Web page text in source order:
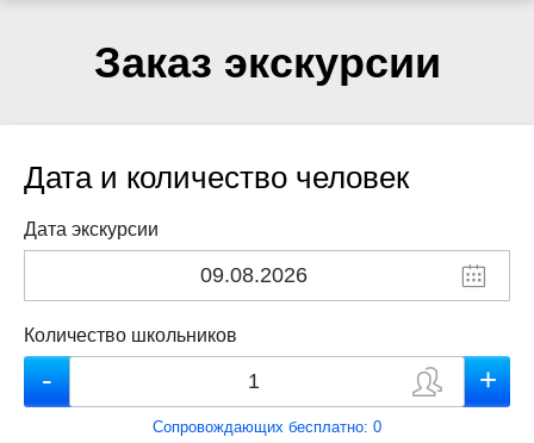
Заказ экскурсии
Дата и количество человек
Дата экскурсии
Количество школьников
Сопровождающих бесплатно: 0